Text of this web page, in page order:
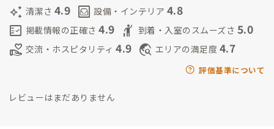
まで、日本中、また、世界中から復旧・復興・取材・研究に関わ
る方々のご協力を得て、石巻は一歩ずつ、元のふるさと、その先
へと前を向いて進んでおります。中でも、個人ボランティア、大
学の研究者の方々向けの施設として、ご利用いただける場を提供
したいと思い至りました。震災・津波により被災したこの地域
て進めるように「みらい」と名前を付けました。
auto_awesome 清潔さ 4.9 living 設備・インテリア 4.8
fact_check 掲載情報の正確さ 4.9 hail 到着・入室のスムーズさ 5.0
volunteer_activism 交流・ホスピタリティ 4.9 travel_explore エリアの満足度 4.7
評価基準について
レビューはまだありません